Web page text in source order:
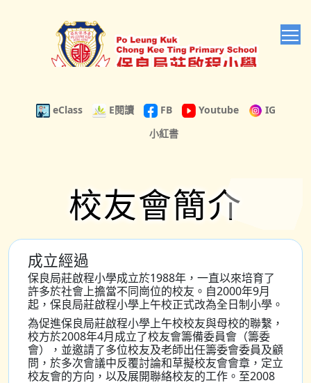
eClass E閱讀 FB Youtube
IG
小紅書
校友會簡介
成立經過
保良局莊啟程小學成立於1988年，一直以來培育了
許多於社會上擔當不同崗位的校友。自2000年9月
起，保良局莊啟程小學上午校正式改為全日制小學。
為促進保良局莊啟程小學上午校校友與母校的聯繫，
校方於2008年4月成立了校友會籌備委員會（籌委
會），並邀請了多位校友及老師出任籌委會委員及顧
問，於多次會議中反覆討論和草擬校友會會章，定立
校友會的方向，以及展開聯絡校友的工作。至2008